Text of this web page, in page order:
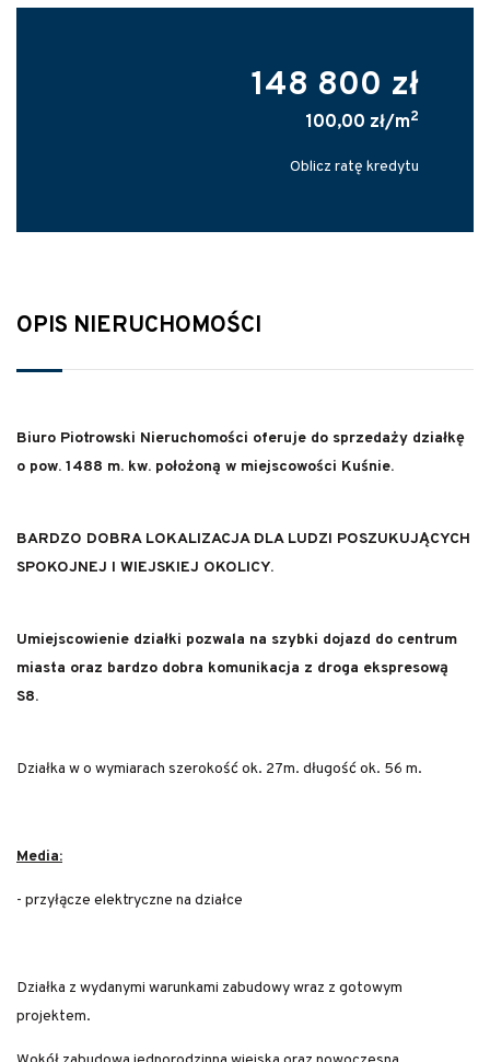
148 800 zł
100,00 zł/m2
Oblicz ratę kredytu
OPIS NIERUCHOMOŚCI
Biuro Piotrowski Nieruchomości oferuje do sprzedaży działkę
o pow. 1488 m. kw. położoną w miejscowości Kuśnie.
BARDZO DOBRA LOKALIZACJA DLA LUDZI POSZUKUJĄCYCH
SPOKOJNEJ I WIEJSKIEJ OKOLICY.
Umiejscowienie działki pozwala na szybki dojazd do centrum
miasta oraz bardzo dobra komunikacja z droga ekspresową
S8.
Działka w o wymiarach szerokość ok. 27m. długość ok. 56 m.
Media:
- przyłącze elektryczne na działce
Działka z wydanymi warunkami zabudowy wraz z gotowym
projektem.